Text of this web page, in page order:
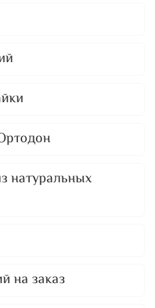
натуральных
на заказ